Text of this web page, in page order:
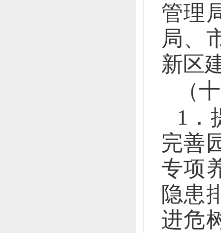
管理
局、
新区
（
1．
完善
专项
隐患
进危